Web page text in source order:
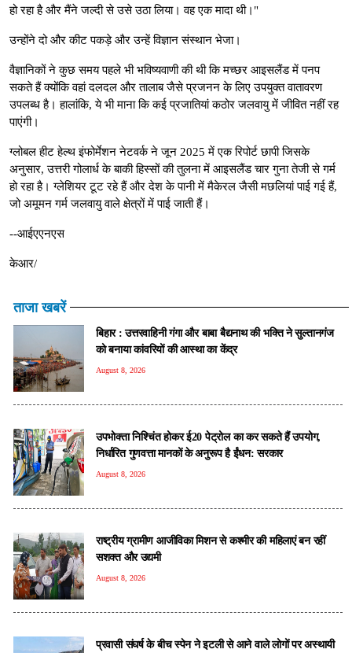
हो रहा है और मैंने जल्दी से उसे उठा लिया। वह एक मादा थी।"
उन्होंने दो और कीट पकड़े और उन्हें विज्ञान संस्थान भेजा।
वैज्ञानिकों ने कुछ समय पहले भी भविष्यवाणी की थी कि मच्छर आइसलैंड में पनप
सकते हैं क्योंकि वहां दलदल और तालाब जैसे प्रजनन के लिए उपयुक्त वातावरण
उपलब्ध है। हालांकि, ये भी माना कि कई प्रजातियां कठोर जलवायु में जीवित नहीं रह
पाएंगी।
ग्लोबल हीट हेल्थ इंफोर्मेशन नेटवर्क ने जून 2025 में एक रिपोर्ट छापी जिसके
अनुसार, उत्तरी गोलार्ध के बाकी हिस्सों की तुलना में आइसलैंड चार गुना तेजी से गर्म
हो रहा है। ग्लेशियर टूट रहे हैं और देश के पानी में मैकेरल जैसी मछलियां पाई गई हैं,
जो अमूमन गर्म जलवायु वाले क्षेत्रों में पाई जाती हैं।
--आईएएनएस
केआर/
ताजा खबरें
बिहार : उत्तरवाहिनी गंगा और बाबा बैद्यनाथ की भक्ति ने सुल्तानगंज
को बनाया कांवरियों की आस्था का केंद्र
August 8, 2026
उपभोक्ता निश्चिंत होकर ई20 पेट्रोल का कर सकते हैं उपयोग,
निर्धारित गुणवत्ता मानकों के अनुरूप है ईंधन: सरकार
August 8, 2026
राष्ट्रीय ग्रामीण आजीविका मिशन से कश्मीर की महिलाएं बन रहीं
सशक्त और उद्यमी
August 8, 2026
प्रवासी संघर्ष के बीच स्पेन ने इटली से आने वाले लोगों पर अस्थायी